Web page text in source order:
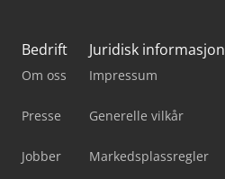
Bedrift
Om oss
Presse
Jobber
Juridisk informasjon
Impressum
Generelle vilkår
Markedsplassregler